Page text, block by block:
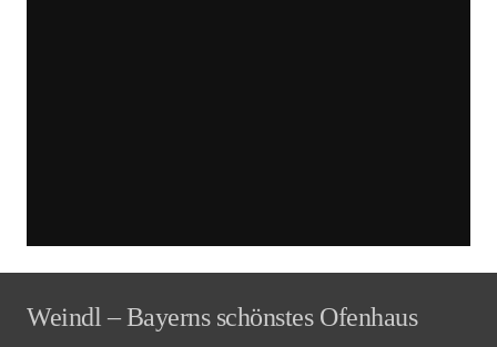
Weindl – Bayerns schönstes Ofenhaus